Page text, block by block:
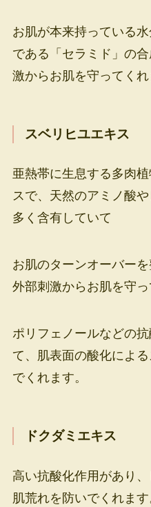
お肌が本来持っている
である「セラミド」の
激からお肌を守ってくれ
スベリヒユエキス
亜熱帯に生息する多肉
スで、天然のアミノ酸
多く含有していて
お肌のターンオーバー
外部刺激からお肌を守っ
ポリフェノールなどの
て、肌表面の酸化によ
でくれます。
ドクダミエキス
高い抗酸化作用があり
肌荒れを防いでくれます